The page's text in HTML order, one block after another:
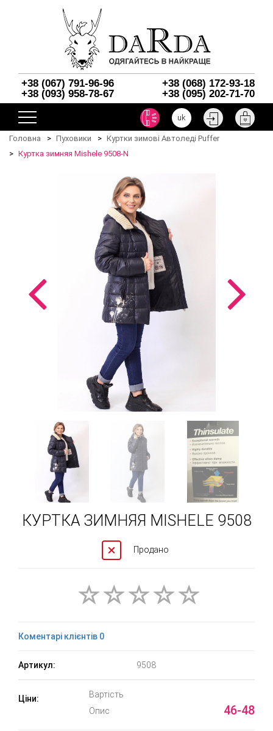
+38 (067) 791-96-96
+38 (068) 172-93-18
+38 (093) 958-78-67
+38 (095) 202-71-70
uk
Головна Пуховики
Куртки зимові Автоледі Puffer
Куртка зимняя Mishele 9508-N
КУРТКА ЗИМНЯЯ MISHELE 9508
Продано
Коментарі клієнтів 0
Артикул: 9508
Ціни:
Вартість
Опис
46-48